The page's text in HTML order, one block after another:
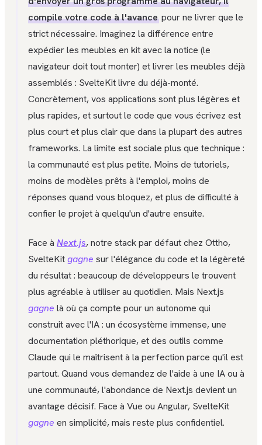
compile votre code à l'avance pour ne livrer que le
strict nécessaire. Imaginez la différence entre
expédier les meubles en kit avec la notice (le
navigateur doit tout monter) et livrer les meubles déjà
assemblés : SvelteKit livre du déjà-monté.
Concrètement, vos applications sont plus légères et
plus rapides, et surtout le code que vous écrivez est
plus court et plus clair que dans la plupart des autres
frameworks. La limite est sociale plus que technique :
la communauté est plus petite. Moins de tutoriels,
moins de modèles prêts à l'emploi, moins de
réponses quand vous bloquez, et plus de difficulté à
confier le projet à quelqu'un d'autre ensuite.
Face à Next.js, notre stack par défaut chez Ottho,
SvelteKitgagne sur l'élégance du code et la légèreté
du résultat : beaucoup de développeurs le trouvent
plus agréable à utiliser au quotidien. Mais Next.js
gagne là où ça compte pour un autonome qui
construit avec l'IA : un écosystème immense, une
documentation pléthorique, et des outils comme
Claude qui le maîtrisent à la perfection parce qu'il est
partout. Quand vous demandez de l'aide à une IA ou à
une communauté, l'abondance de Next.js devient un
avantage décisif. Face à Vue ou Angular, SvelteKit
gagne en simplicité, mais reste plus confidentiel.